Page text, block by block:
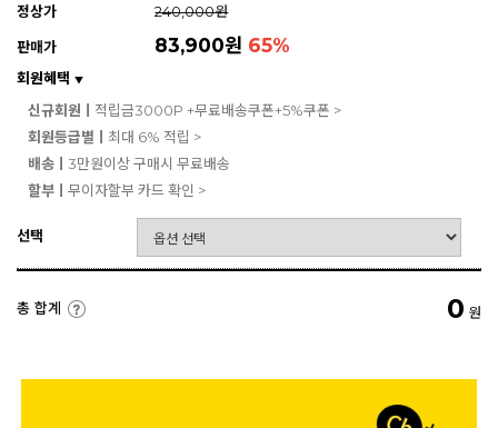
정상가
240,000원
판매가
83,900원 65%
회원혜택 ▼
신규회원ㅣ 적립금3000P +무료배송쿠폰+5%쿠폰 >
회원등급별ㅣ 최대 6% 적립 >
배송ㅣ 3만원이상 구매시 무료배송
할부ㅣ 무이자할부 카드 확인 >
선택
총 합계 0 원